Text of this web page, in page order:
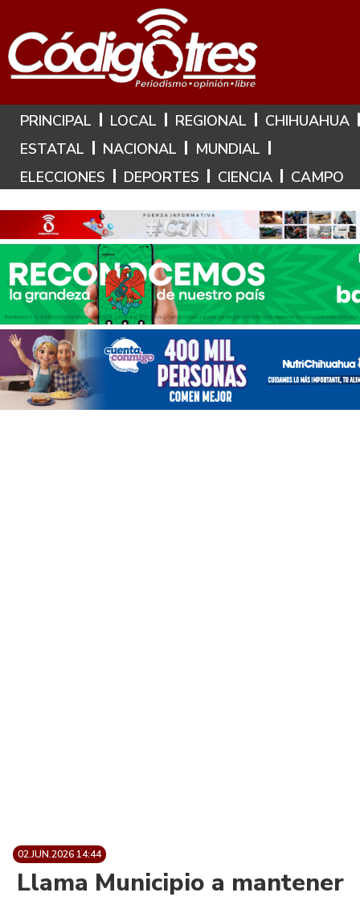
Hoy es: 7 de Agosto de 2026
PRINCIPAL LOCAL REGIONAL
CHIHUAHUA
ESTATAL
NACIONAL
MUNDIAL
ELECCIONES
DEPORTES CIENCIA CAMPO
02.JUN.2026 14:44
Llama Municipio a mantener